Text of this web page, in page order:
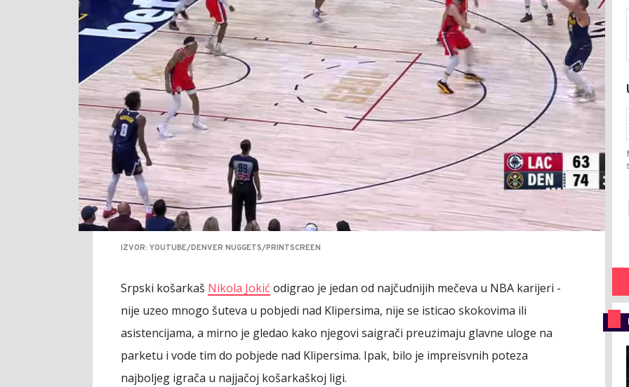
IZVOR: YOUTUBE/DENVER NUGGETS/PRINTSCREEN
Srpski košarkaš Nikola Jokić odigrao je jedan od najčudnijih mečeva u NBA karijeri -
nije uzeo mnogo šuteva u pobjedi nad Klipersima, nije se isticao skokovima ili
asistencijama, a mirno je gledao kako njegovi saigrači preuzimaju glavne uloge na
parketu i vode tim do pobjede nad Klipersima. Ipak, bilo je impreisvnih poteza
najboljeg igrača u najjačoj košarkaškoj ligi.